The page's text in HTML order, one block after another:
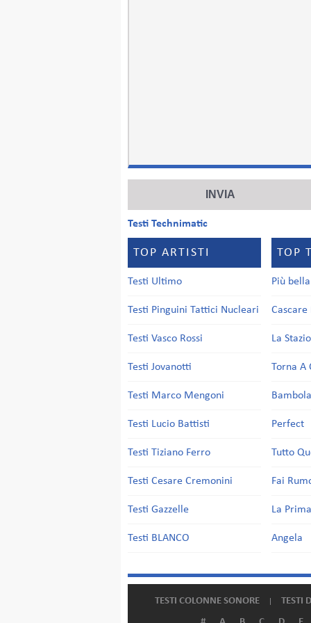
Testi Technimatic
TOP ARTISTI
Testi Ultimo
Testi Pinguini Tattici Nucleari
Testi Vasco Rossi
Testi Jovanotti
Testi Marco Mengoni
Testi Lucio Battisti
Testi Tiziano Ferro
Testi Cesare Cremonini
Testi Gazzelle
Testi BLANCO
TOP
Più
Cascare
La
Torna A
Bambola
Perfect
Tutto
Fai
La
Angela
TESTI COLONNE SONORE TESTI